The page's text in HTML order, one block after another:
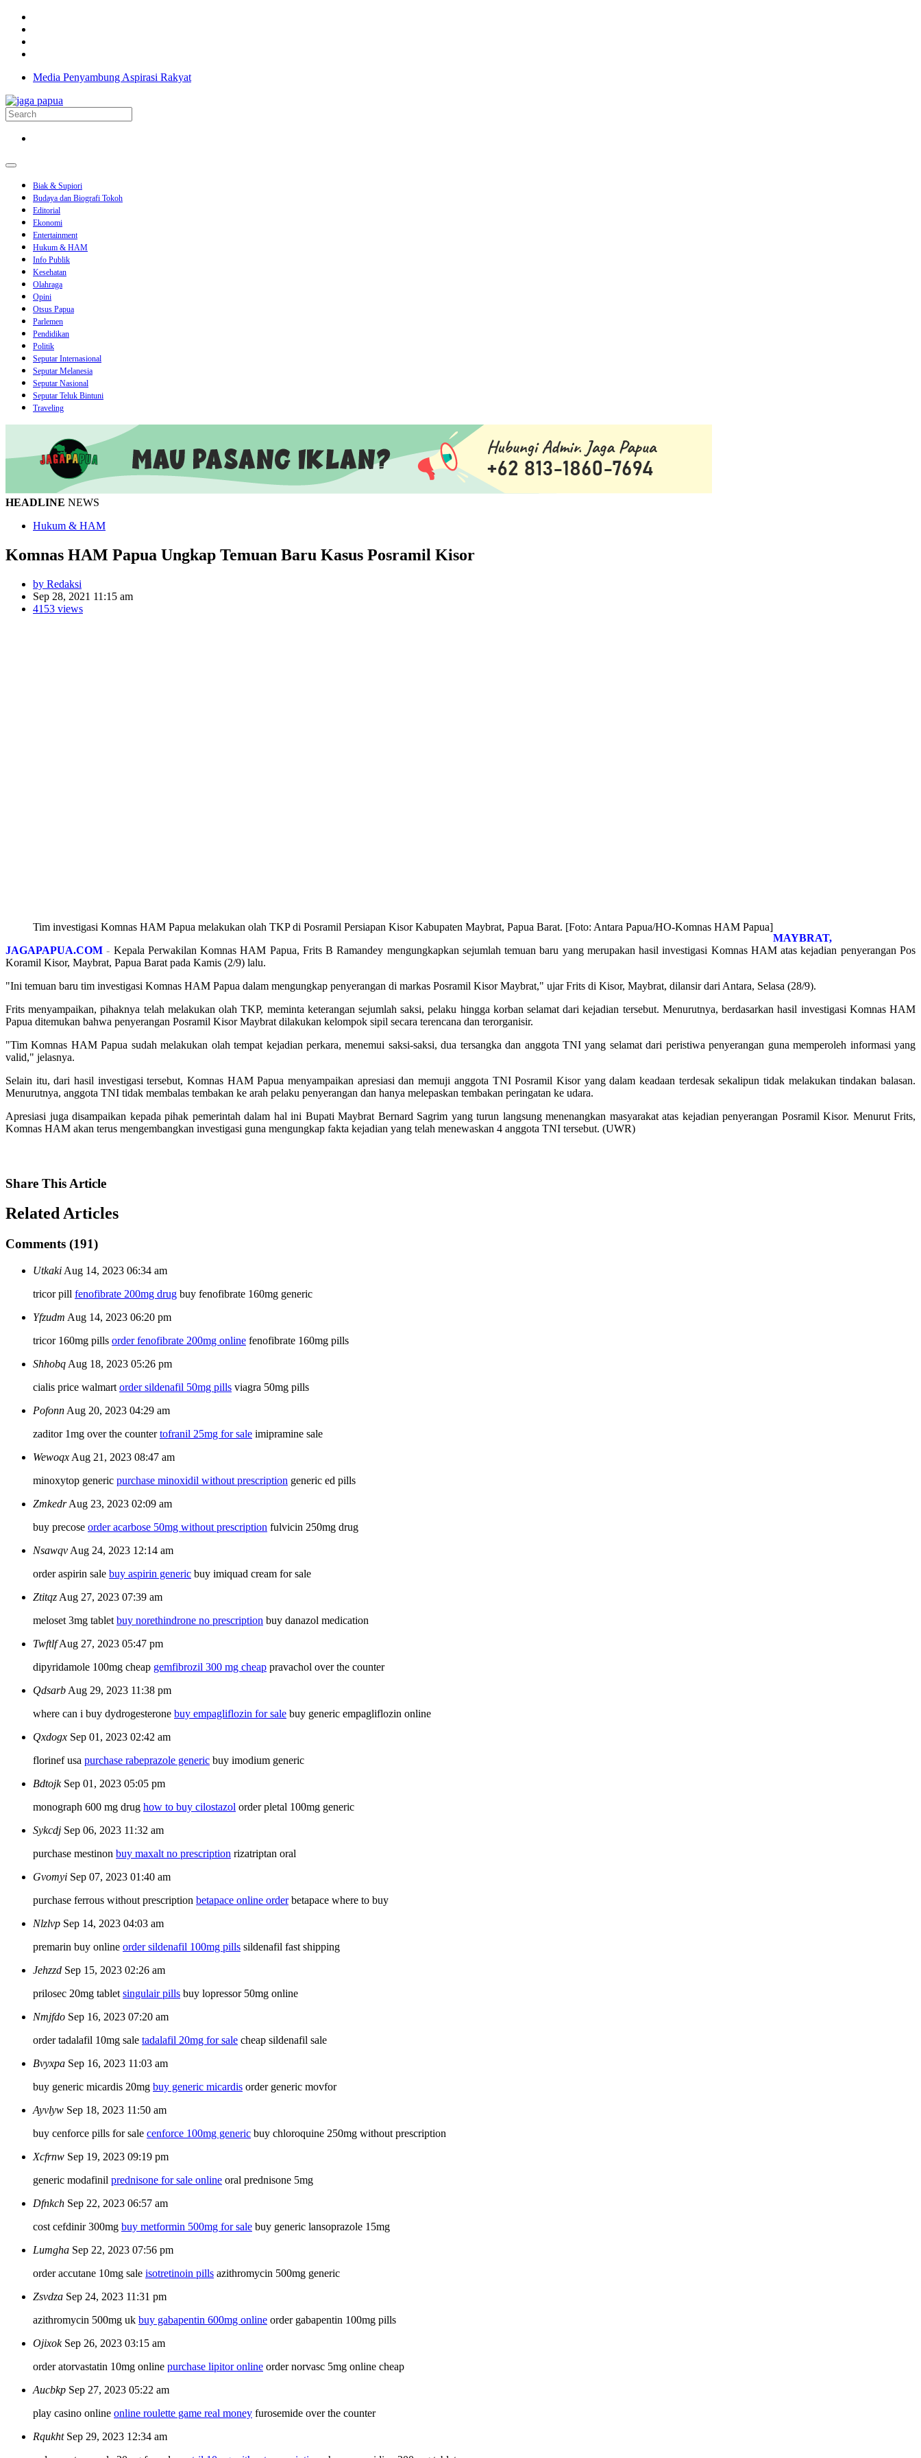
Media Penyambung Aspirasi Rakyat
Biak & Supiori
Budaya dan Biografi Tokoh
Editorial
Ekonomi
Entertainment
Hukum & HAM
Info Publik
Kesehatan
Olahraga
Opini
Otsus Papua
Parlemen
Pendidikan
Politik
Seputar Internasional
Seputar Melanesia
Seputar Nasional
Seputar Teluk Bintuni
Traveling
HEADLINE NEWS
Hukum & HAM
Komnas HAM Papua Ungkap Temuan Baru Kasus Posramil Kisor
by Redaksi
Sep 28, 2021 11:15 am
4153 views
Tim investigasi Komnas HAM Papua melakukan olah TKP di Posramil Persiapan Kisor Kabupaten Maybrat, Papua Barat. [Foto: Antara Papua/HO-Komnas HAM Papua]
MAYBRAT,
JAGAPAPUA.COM - Kepala Perwakilan Komnas HAM Papua, Frits B Ramandey mengungkapkan sejumlah temuan baru yang merupakan hasil investigasi Komnas HAM atas kejadian penyerangan Pos
Koramil Kisor, Maybrat, Papua Barat pada Kamis (2/9) lalu.
"Ini temuan baru tim investigasi Komnas HAM Papua dalam mengungkap penyerangan di markas Posramil Kisor Maybrat," ujar Frits di Kisor, Maybrat, dilansir dari Antara, Selasa (28/9).
Frits menyampaikan, pihaknya telah melakukan olah TKP, meminta keterangan sejumlah saksi, pelaku hingga korban selamat dari kejadian tersebut. Menurutnya, berdasarkan hasil investigasi Komnas HAM
Papua ditemukan bahwa penyerangan Posramil Kisor Maybrat dilakukan kelompok sipil secara terencana dan terorganisir.
"Tim Komnas HAM Papua sudah melakukan olah tempat kejadian perkara, menemui saksi-saksi, dua tersangka dan anggota TNI yang selamat dari peristiwa penyerangan guna memperoleh informasi yang
valid," jelasnya.
Selain itu, dari hasil investigasi tersebut, Komnas HAM Papua menyampaikan apresiasi dan memuji anggota TNI Posramil Kisor yang dalam keadaan terdesak sekalipun tidak melakukan tindakan balasan.
Menurutnya, anggota TNI tidak membalas tembakan ke arah pelaku penyerangan dan hanya melepaskan tembakan peringatan ke udara.
Apresiasi juga disampaikan kepada pihak pemerintah dalam hal ini Bupati Maybrat Bernard Sagrim yang turun langsung menenangkan masyarakat atas kejadian penyerangan Posramil Kisor. Menurut Frits,
Komnas HAM akan terus mengembangkan investigasi guna mengungkap fakta kejadian yang telah menewaskan 4 anggota TNI tersebut. (UWR)
Share This Article
RelatedArticles
Comments (191)
Utkaki Aug 14, 2023 06:34 am
tricor pill fenofibrate 200mg drug buy fenofibrate 160mg generic
Yfzudm Aug 14, 2023 06:20 pm
tricor 160mg pills order fenofibrate 200mg online fenofibrate 160mg pills
Shhobq Aug 18, 2023 05:26 pm
cialis price walmart order sildenafil 50mg pills viagra 50mg pills
Pofonn Aug 20, 2023 04:29 am
zaditor 1mg over the countertofranil 25mg for sale imipramine sale
Wewoqx Aug 21, 2023 08:47 am
minoxytop generic purchase minoxidil without prescription generic ed pills
Zmkedr Aug 23, 2023 02:09 am
buy precose order acarbose 50mg without prescription fulvicin 250mg drug
Nsawqv Aug 24, 2023 12:14 am
order aspirin sale buy aspirin generic buy imiquad cream for sale
Ztitqz Aug 27, 2023 07:39 am
meloset 3mg tablet buy norethindrone no prescription buy danazol medication
Twftlf Aug 27, 2023 05:47 pm
dipyridamole 100mg cheap gemfibrozil 300 mg cheap pravachol over the counter
Qdsarb Aug 29, 2023 11:38 pm
where can i buy dydrogesterone buy empagliflozin for sale buy generic empagliflozin online
Qxdogx Sep 01, 2023 02:42 am
florinef usa purchase rabeprazole generic buy imodium generic
Bdtojk Sep 01, 2023 05:05 pm
monograph 600 mg drug how to buy cilostazol order pletal 100mg generic
Sykcdj Sep 06, 2023 11:32 am
purchase mestinon buy maxalt no prescription rizatriptan oral
Gvomyi Sep 07, 2023 01:40 am
purchase ferrous without prescription betapace online orderbetapace where to buy
Nlzlvp Sep 14, 2023 04:03 am
premarin buy online order sildenafil 100mg pills sildenafil fast shipping
Jehzzd Sep 15, 2023 02:26 am
prilosec 20mg tablet singulair pills buy lopressor 50mg online
Nmjfdo Sep 16, 2023 07:20 am
order tadalafil 10mg sale tadalafil 20mg for sale cheap sildenafil sale
Bvyxpa Sep 16, 2023 11:03 am
buy generic micardis 20mg buy generic micardis order generic movfor
Ayvlyw Sep 18, 2023 11:50 am
buy cenforce pills for sale cenforce 100mg generic buy chloroquine 250mg without prescription
Xcfrnw Sep 19, 2023 09:19 pm
generic modafinil prednisone for sale online oral prednisone 5mg
Dfnkch Sep 22, 2023 06:57 am
cost cefdinir 300mg buy metformin 500mg for sale buy generic lansoprazole 15mg
Lumgha Sep 22, 2023 07:56 pm
order accutane 10mg sale isotretinoin pills azithromycin 500mg generic
Zsvdza Sep 24, 2023 11:31 pm
azithromycin 500mg uk buy gabapentin 600mg online order gabapentin 100mg pills
Ojixok Sep 26, 2023 03:15 am
order atorvastatin 10mg online purchase lipitor online order norvasc 5mg online cheap
Aucbkp Sep 27, 2023 05:22 am
play casino online online roulette game real money furosemide over the counter
Rqukht Sep 29, 2023 12:34 am